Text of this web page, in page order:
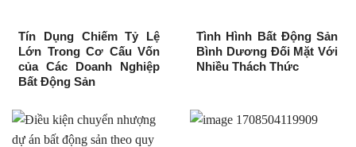
Tín Dụng Chiếm Tỷ Lệ
Lớn Trong Cơ Cấu Vốn
của Các Doanh Nghiệp
Bất Động Sản
Tình Hình Bất Động Sản
Bình Dương Đối Mặt Với
Nhiều Thách Thức